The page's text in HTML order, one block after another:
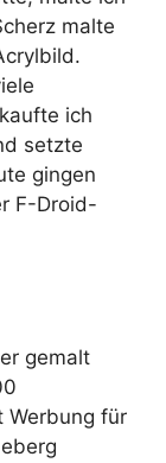
malte
ich
setzte
gingen
F-Droid-
gemalt
Werbung für